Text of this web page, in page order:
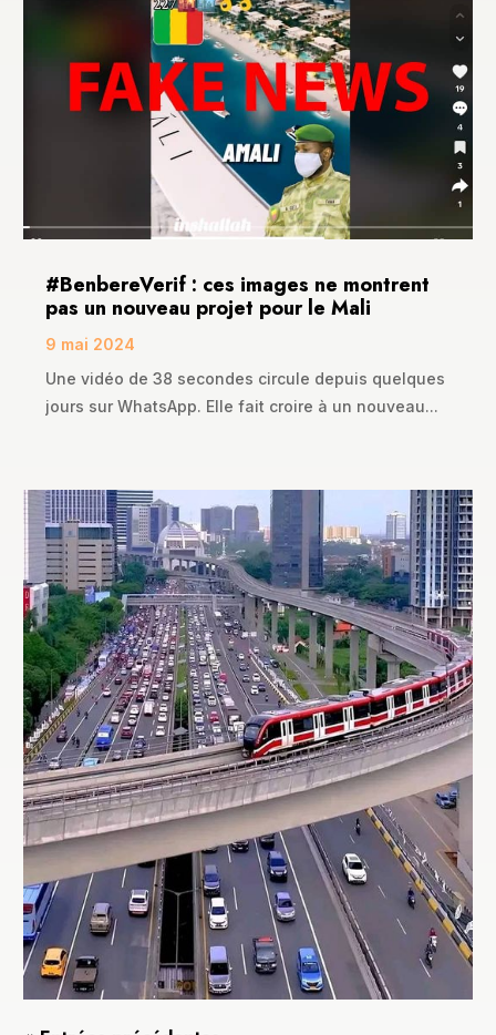
#BenbereVerif : ces images ne montrent
pas un nouveau projet pour le Mali
9 mai 2024
Une vidéo de 38 secondes circule depuis quelques
jours sur WhatsApp. Elle fait croire à un nouveau...